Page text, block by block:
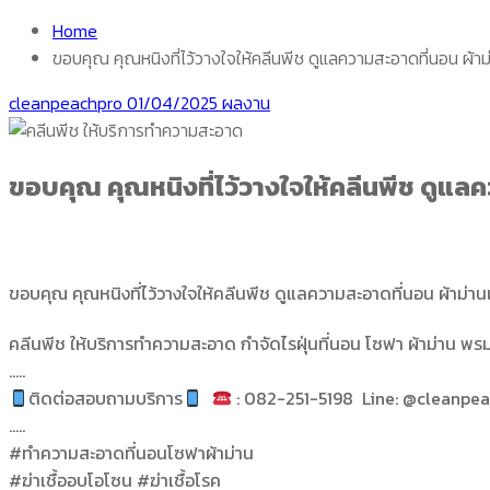
Home
ขอบคุณ คุณหนิงที่ไว้วางใจให้คลีนพีช ดูแลความสะอาดที่นอน ผ้า
cleanpeachpro 01/04/2025 ผลงาน
ขอบคุณ คุณหนิงที่ไว้วางใจให้คลีนพีช ดูแลค
ขอบคุณ คุณหนิงที่ไว้วางใจให้คลีนพีช ดูแลความสะอาดที่นอน ผ้าม่าน
คลีนพีช ให้บริการทำความสะอาด กำจัดไรฝุ่นที่นอน โซฟา ผ้าม่าน พร
…..
ติดต่อสอบถามบริการ
: 082-251-5198 Line:
…..
#ทำความสะอาดที่นอนโซฟาผ้าม่าน
#ฆ่าเชื้ออบโอโซน #ฆ่าเชื้อโรค